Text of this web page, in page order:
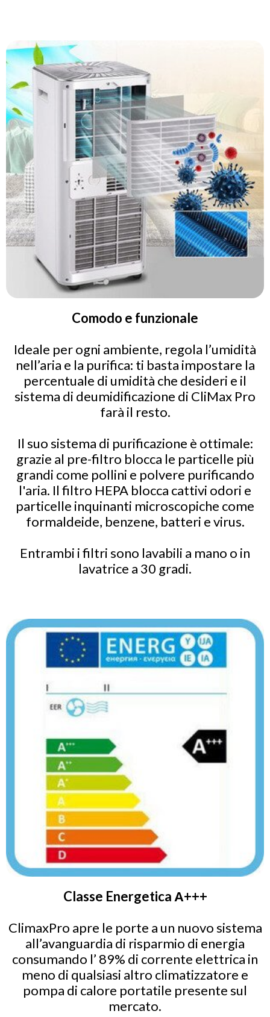
Comodo e funzionale
Ideale per ogni ambiente, regola l’umidità
nell’aria e la purifica: ti basta impostare la
percentuale di umidità che desideri e il
sistema di deumidificazione di CliMax Pro
farà il resto.
Il suo sistema di purificazione è ottimale:
grazie al pre-filtro blocca le particelle più
grandi come pollini e polvere purificando
l'aria. Il filtro HEPA blocca cattivi odori e
particelle inquinanti microscopiche come
formaldeide, benzene, batteri e virus.
Entrambi i filtri sono lavabili a mano o in
lavatrice a 30 gradi.
Classe Energetica А+++
ClimaxPro apre le porte a un nuovo sistema
all’avanguardia di risparmio di energia
consumando l’ 89% di corrente elettrica in
meno di qualsiasi altro climatizzatore e
pompa di calore portatile presente sul
mercato.